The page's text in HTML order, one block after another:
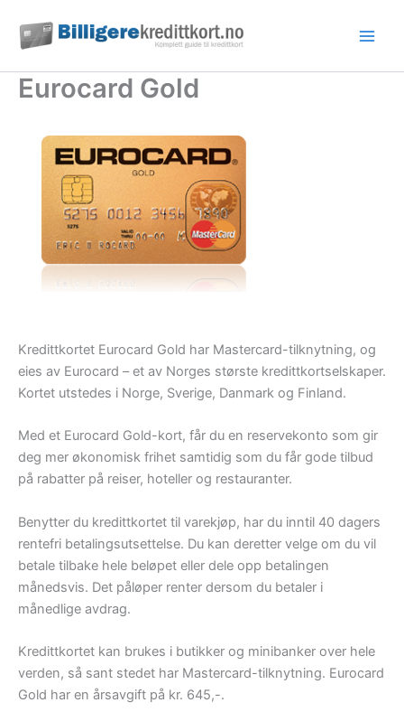
innholdet
Eurocard Gold
Kredittkortet Eurocard Gold har Mastercard-tilknytning, og
eies av Eurocard – et av Norges største kredittkortselskaper.
Kortet utstedes i Norge, Sverige, Danmark og Finland.
Med et Eurocard Gold-kort, får du en reservekonto som gir
deg mer økonomisk frihet samtidig som du får gode tilbud
på rabatter på reiser, hoteller og restauranter.
Benytter du kredittkortet til varekjøp, har du inntil 40 dagers
rentefri betalingsutsettelse. Du kan deretter velge om du vil
betale tilbake hele beløpet eller dele opp betalingen
månedsvis. Det påløper renter dersom du betaler i
månedlige avdrag.
Kredittkortet kan brukes i butikker og minibanker over hele
verden, så sant stedet har Mastercard-tilknytning. Eurocard
Gold har en årsavgift på kr. 645,-.